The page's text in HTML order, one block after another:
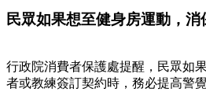
民眾如果想至健身房運動，
行政院消費者保護處提醒，民眾如
者或教練簽訂契約時，務必提高警